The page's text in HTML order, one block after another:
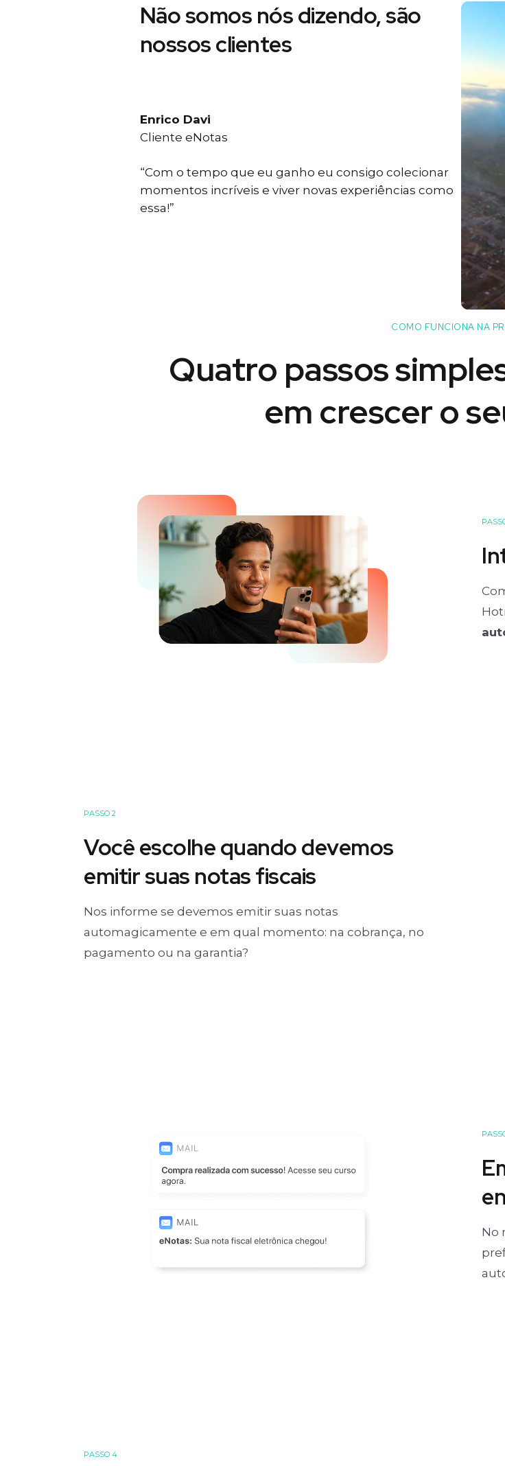
Não somos nós dizendo, são
nossos clientes
Enrico Davi
Cliente eNotas
“Com o tempo que eu ganho eu consigo colecionar
momentos incríveis e viver novas experiências como
essa!”
COMO FUNCIONA NA
Quatro passos
em crescer o
PASSO 2
Você escolhe quando devemos
emitir suas notas fiscais
Nos informe se devemos emitir suas notas
automagicamente e em qual momento: na cobrança, no
pagamento ou na garantia?
No
PASSO 4